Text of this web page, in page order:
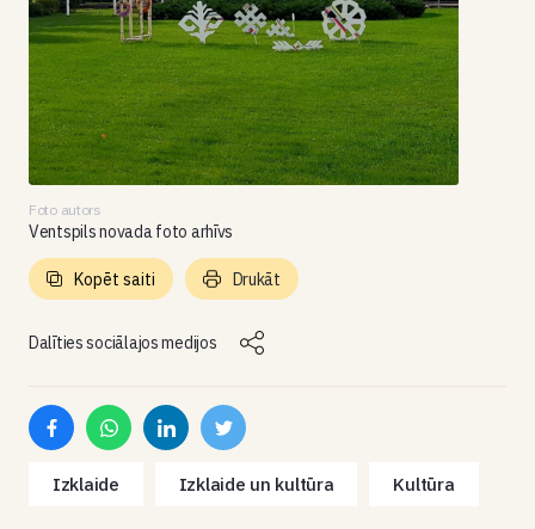
Foto autors
Ventspils novada foto arhīvs
Dalīties sociālajos medijos
Kopēt saiti Drukāt
Izklaide Izklaide un kultūra Kultūra